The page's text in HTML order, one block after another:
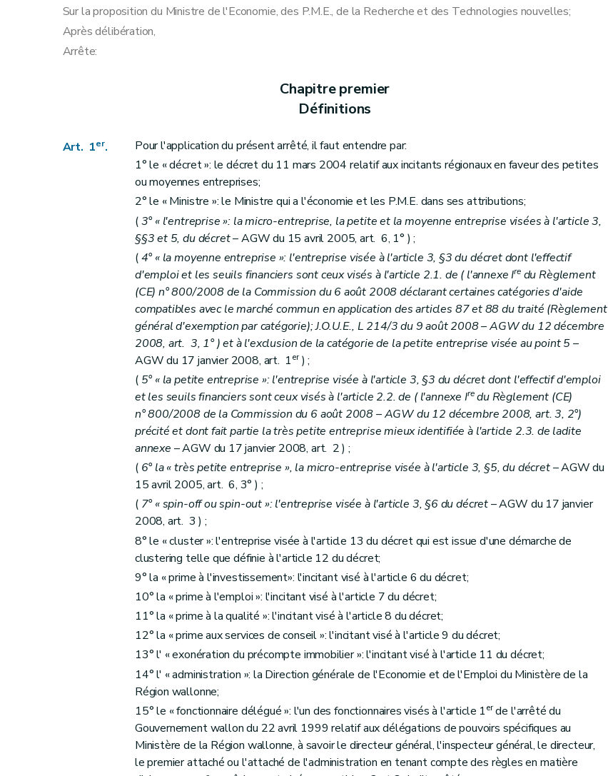
Sur la proposition du Ministre de l'Economie, des P.M.E., de la Recherche et des Technologies nouvelles;
Après délibération,
Arrête:
Chapitre premier
Définitions
Art. 1er.
Pour l'application du présent arrêté, il faut entendre par:
1° le « décret »: le décret du 11 mars 2004 relatif aux incitants régionaux en faveur des petites
ou moyennes entreprises;
2° le « Ministre »: le Ministre qui a l'économie et les P.M.E. dans ses attributions;
(3° « l'entreprise »: la micro-entreprise, la petite et la moyenne entreprise visées à l'article 3,
§§3 et 5, du décret– AGW du 15 avril 2005, art. 6, 1° ) ;
(4° « la moyenne entreprise »: l'entreprise visée à l'article 3, §3 du décret dont l'effectif
d'emploi et les seuils financiers sont ceux visés à l'article 2.1. de (l'annexe Iredu Règlement
(CE) n° 800/2008 de la Commission du 6 août 2008 déclarant certaines catégories d'aide
compatibles avec le marché commun en application des articles 87 et 88 du traité (Règlement
général d'exemption par catégorie); J.O.U.E., L 214/3 du 9 août 2008– AGW du 12 décembre
2008, art. 3, 1° ) et à l'exclusion de la catégorie de la petite entreprise visée au point 5–
AGW du 17 janvier 2008, art. 1er) ;
( 5° « la petite entreprise »: l'entreprise visée à l'article 3, §3 du décret dont l'effectif d'emploi
et les seuils financiers sont ceux visés à l'article 2.2. de (l'annexe Iredu Règlement (CE)
n° 800/2008 de la Commission du 6 août 2008– AGW du 12 décembre 2008, art. 3, 2°)
précité et dont fait partie la très petite entreprise mieux identifiée à l'article 2.3. de ladite
annexe – AGW du 17 janvier 2008, art. 2 ) ;
( 6° la « très petite entreprise », la micro-entreprise visée à l'article 3, §5, du décret– AGW du
15 avril 2005, art. 6, 3° ) ;
( 7° « spin-off ou spin-out »: l'entreprise visée à l'article 3, §6 du décret– AGW du 17 janvier
2008, art. 3 ) ;
8° le « cluster »: l'entreprise visée à l'article 13 du décret qui est issue d'une démarche de
clustering telle que définie à l'article 12 du décret;
9° la « prime à l'investissement»: l'incitant visé à l'article 6 du décret;
10° la « prime à l'emploi »: l'incitant visé à l'article 7 du décret;
11° la « prime à la qualité »: l'incitant visé à l'article 8 du décret;
12° la « prime aux services de conseil »: l'incitant visé à l'article 9 du décret;
13° l' « exonération du précompte immobilier »: l'incitant visé à l'article 11 du décret;
14° l' « administration »: la Direction générale de l'Economie et de l'Emploi du Ministère de la
Région wallonne;
15° le « fonctionnaire délégué »: l'un des fonctionnaires visés à l'article 1erde l'arrêté du
Gouvernement wallon du 22 avril 1999 relatif aux délégations de pouvoirs spécifiques au
Ministère de la Région wallonne, à savoir le directeur général, l'inspecteur général, le directeur,
le premier attaché ou l'attaché de l'administration en tenant compte des règles en matière